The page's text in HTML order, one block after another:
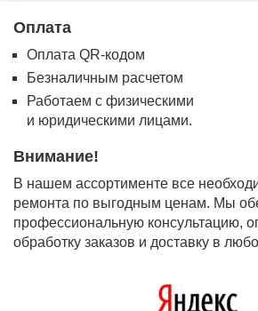
Оплата
Оплата QR-кодом
Безналичным расчетом
Работаем с физическими
и юридическими лицами.
Внимание!
В нашем ассортименте все
ремонта по выгодным ценам. Мы
профессиональную консультацию,
обработку заказов и доставку в